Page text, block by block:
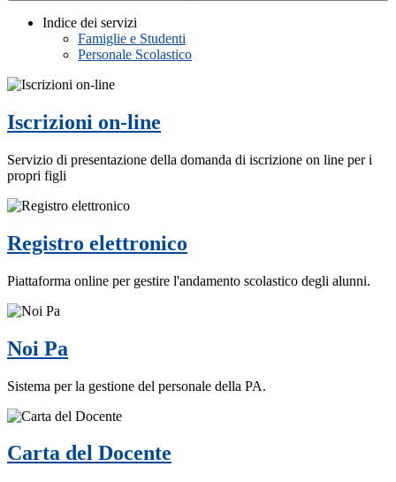
Indice dei servizi
Famiglie e Studenti
Personale Scolastico
Iscrizioni on-line
Servizio di presentazione della domanda di iscrizione on line per i
propri figli
Registro elettronico
Piattaforma online per gestire l'andamento scolastico degli alunni.
Noi Pa
Sistema per la gestione del personale della PA.
Carta del Docente